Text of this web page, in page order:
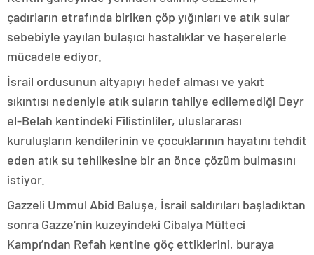
çadırların etrafında biriken çöp yığınları ve atık sular
sebebiyle yayılan bulaşıcı hastalıklar ve haşerelerle
mücadele ediyor.
İsrail ordusunun altyapıyı hedef alması ve yakıt
sıkıntısı nedeniyle atık suların tahliye edilemediği Deyr
el-Belah kentindeki Filistinliler, uluslararası
kuruluşların kendilerinin ve çocuklarının hayatını tehdit
eden atık su tehlikesine bir an önce çözüm bulmasını
istiyor.
Gazzeli Ummul Abid Baluşe, İsrail saldırıları başladıktan
sonra Gazze’nin kuzeyindeki Cibalya Mülteci
Kampı’ndan Refah kentine göç ettiklerini, buraya